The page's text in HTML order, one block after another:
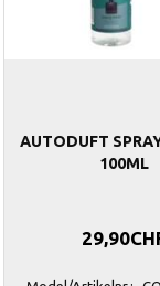
AUTODUFT
100ML